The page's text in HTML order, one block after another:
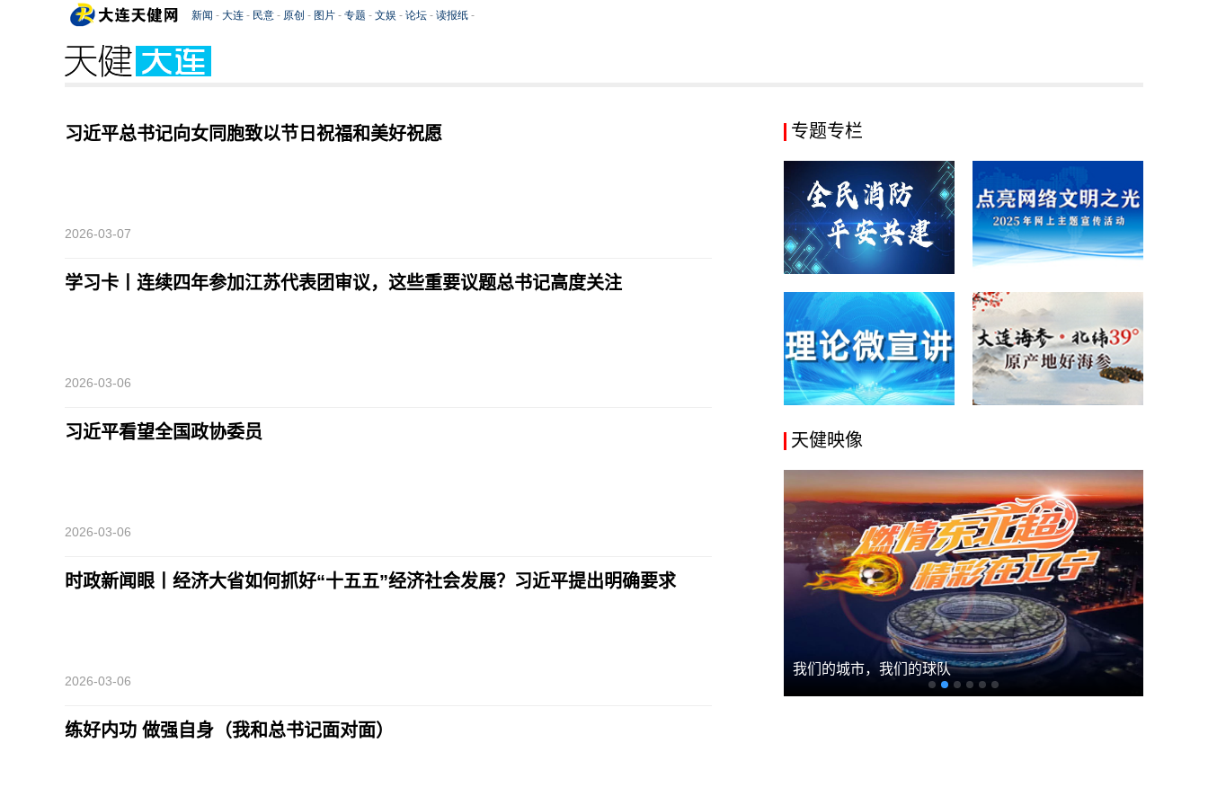
习近平总书记向女同胞致以节日祝福和美好祝愿
2026-03-07
学习卡丨连续四年参加江苏代表团审议，这些重要议题总书记高度关注
2026-03-06
习近平看望全国政协委员
2026-03-06
时政新闻眼丨经济大省如何抓好“十五五”经济社会发展？习近平提出明确要求
2026-03-06
练好内功 做强自身（我和总书记面对面）